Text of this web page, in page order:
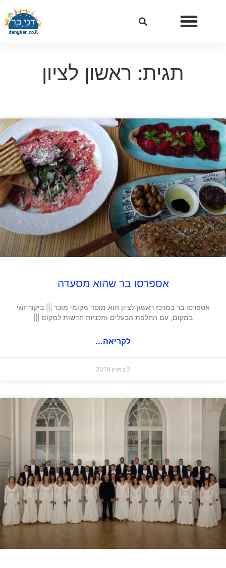
תגית: ראשון לציון
אספרסו בר שהוא מסעדה
אספרסו בר במרכז ראשון לציון הוא מוסד מקומי מוכר ||| ביקור זוגי
במקום, עם החלפת הבעלים ותכניות חדשות למקום |||
לקריאה...
2 במרץ 2019